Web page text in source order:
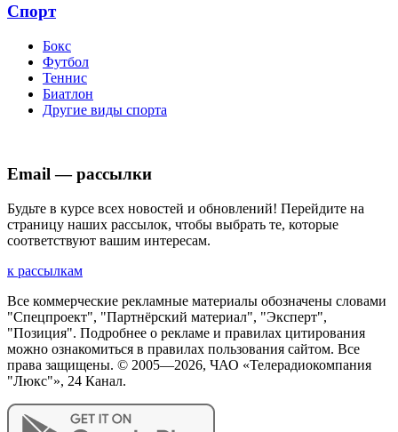
Спорт
Бокс
Футбол
Теннис
Биатлон
Другие виды спорта
Email — рассылки
Будьте в курсе всех новостей и обновлений! Перейдите на
страницу наших рассылок, чтобы выбрать те, которые
соответствуют вашим интересам.
к рассылкам
Все коммерческие рекламные материалы обозначены словами
"Спецпроект", "Партнёрский материал", "Эксперт",
"Позиция". Подробнее о рекламе и правилах цитирования
можно ознакомиться в правилах пользования сайтом. Все
права защищены. © 2005—2026, ЧАО «Телерадиокомпания
"Люкс"», 24 Канал.